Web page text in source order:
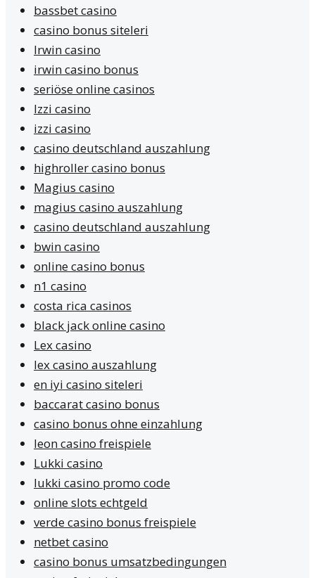
bassbet casino
casino bonus siteleri
Irwin casino
irwin casino bonus
seriöse online casinos
Izzi casino
izzi casino
casino deutschland auszahlung
highroller casino bonus
Magius casino
magius casino auszahlung
casino deutschland auszahlung
bwin casino
online casino bonus
n1 casino
costa rica casinos
black jack online casino
Lex casino
lex casino auszahlung
en iyi casino siteleri
baccarat casino bonus
casino bonus ohne einzahlung
leon casino freispiele
Lukki casino
lukki casino promo code
online slots echtgeld
verde casino bonus freispiele
netbet casino
casino bonus umsatzbedingungen